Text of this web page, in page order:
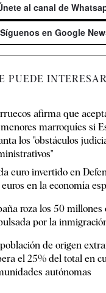
al canal de
Síguenos en Google
PUEDE INTERESAR
afirma que
marroquíes si
los "obstáculos
euro invertido en
en la economía
roza los 50 millones
por la
de origen
el 25% del total en
autónomas